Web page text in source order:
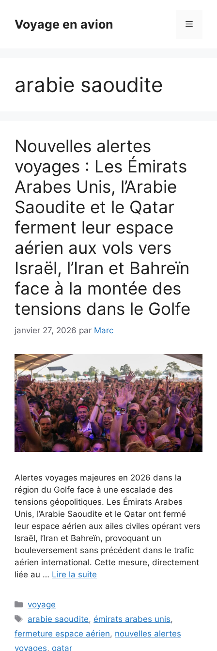
contenuVoyage en avion Menu
arabie saoudite
Nouvelles alertes
voyages : Les Émirats
Arabes Unis, l’Arabie
Saoudite et le Qatar
ferment leur espace
aérien aux vols vers
Israël, l’Iran et Bahreïn
face à la montée des
tensions dans le Golfe
janvier 27, 2026 par Marc
Alertes voyages majeures en 2026 dans la
région du Golfe face à une escalade des
tensions géopolitiques. Les Émirats Arabes
Unis, l’Arabie Saoudite et le Qatar ont fermé
leur espace aérien aux ailes civiles opérant vers
Israël, l’Iran et Bahreïn, provoquant un
bouleversement sans précédent dans le trafic
aérien international. Cette mesure, directement
liée au … Lire la suite
Catégories
voyage
Étiquettes
arabie saoudite, émirats arabes unis,
fermeture espace aérien, nouvelles alertes
voyages, qatar